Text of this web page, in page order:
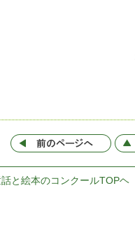
と絵本のコンクールTOPヘ